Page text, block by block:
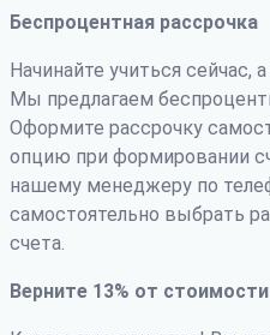
Беспроцентная рассрочка
Начинайте учиться сейчас,
Мы предлагаем
Оформите рассрочку
опцию при формировании
нашему менеджеру по
самостоятельно выбрать
счета.
Верните 13% от